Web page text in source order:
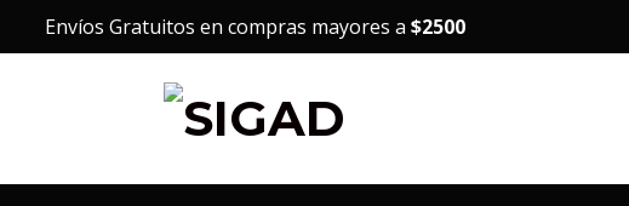
Envíos Gratuitos en compras mayores a $2500